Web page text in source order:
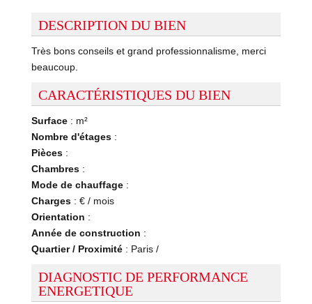
DESCRIPTION DU BIEN
Très bons conseils et grand professionnalisme, merci
beaucoup.
CARACTÉRISTIQUES DU BIEN
Surface: m²
Nombre d'étages:
Pièces:
Chambres:
Mode de chauffage:
Charges: € / mois
Orientation :
Année de construction :
Quartier / Proximité: Paris /
DIAGNOSTIC DE PERFORMANCE
ENERGETIQUE